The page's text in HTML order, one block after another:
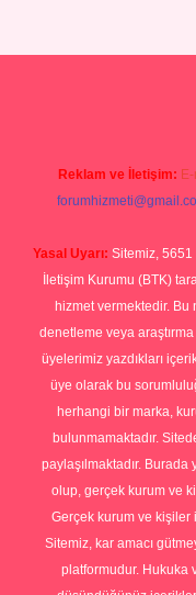
Reklam ve İletişim:
Yasal Uyarı: Sitemiz, 5651
İletişim Kurumu (BTK)
hizmet vermektedir.
denetleme veya
üyelerimiz yazdıkları
üye olarak bu
herhangi bir marka,
bulunmamaktadır.
paylaşılmaktadır.
olup, gerçek kurum ve
Gerçek kurum ve
Sitemiz, kar amacı
platformudur. Hukuka